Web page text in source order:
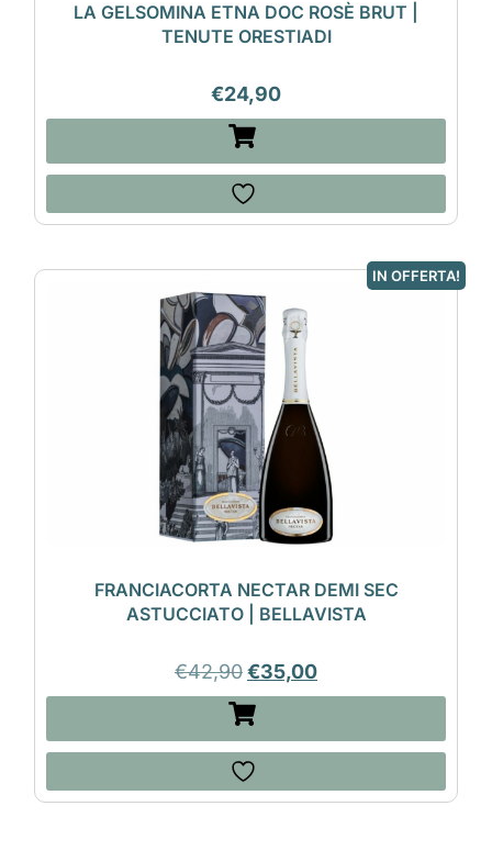
LA GELSOMINA ETNA DOC ROSÈ BRUT |
TENUTE ORESTIADI
€24,90
IN OFFERTA!
FRANCIACORTA NECTAR DEMI SEC
ASTUCCIATO | BELLAVISTA
€42,90€35,00